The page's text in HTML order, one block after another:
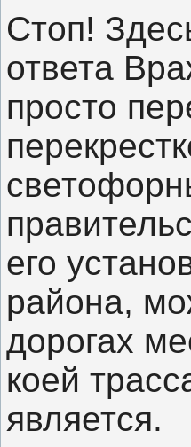
Стоп!
ответа
просто
его
района,
дорогах
коей
является.